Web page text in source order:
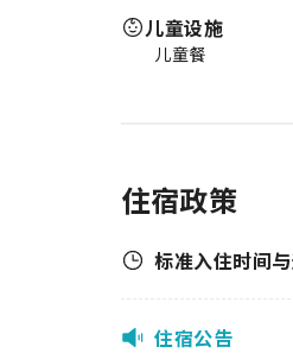
儿童设施
儿童餐
住宿政策
标准入住时间
住宿公告